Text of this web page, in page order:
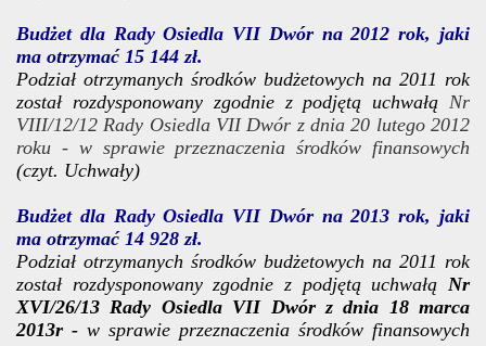
Budżet dla Rady Osiedla VII Dwór na 2012 rok, jaki
ma otrzymać 15 144 zł.
Podział otrzymanych środków budżetowych na 2011 rok
został rozdysponowany zgodnie z podjętą uchwałą Nr
VIII/12/12 Rady Osiedla VII Dwór z dnia 20 lutego 2012
roku - w sprawie przeznaczenia środków finansowych
(czyt. Uchwały)
Budżet dla Rady Osiedla VII Dwór na 2013 rok, jaki
ma otrzymać 14 928 zł.
Podział otrzymanych środków budżetowych na 2011 rok
został rozdysponowany zgodnie z podjętą uchwałą Nr
XVI/26/13 Rady Osiedla VII Dwór z dnia 18 marca
2013r - w sprawie przeznaczenia środków finansowych